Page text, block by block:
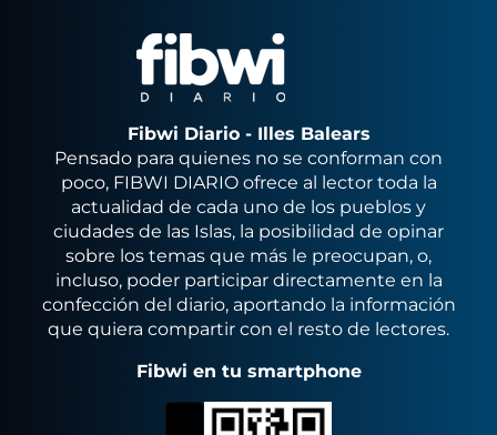
Fibwi Diario - Illes Balears
Pensado para quienes no se conforman con
poco, FIBWI DIARIO ofrece al lector toda la
actualidad de cada uno de los pueblos y
ciudades de las Islas, la posibilidad de opinar
sobre los temas que más le preocupan, o,
incluso, poder participar directamente en la
confección del diario, aportando la información
que quiera compartir con el resto de lectores.
Fibwi en tu smartphone